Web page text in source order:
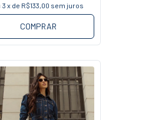
3 x de R$133,00 sem juros
COMPRAR